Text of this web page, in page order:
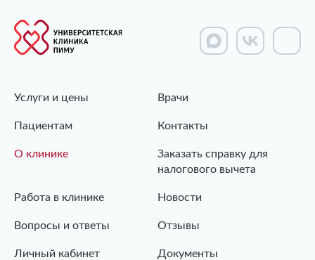
Услуги и цены Врачи
Пациентам Контакты
О клинике
Заказать справку для
налогового вычета
Работа в клинике Новости
Вопросы и ответы Отзывы
Личный кабинет Документы